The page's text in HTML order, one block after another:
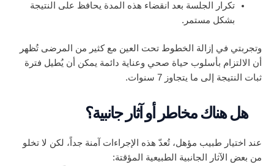
تكرار الجلسة بعد انقضاء هذه المدة يحافظ على النتيجة
بشكل مستمر.
وتجربتي في إزالة الخطوط تحت العين مع كثير من المرضى تُظهر
أن الالتزام بأسلوب حياة صحي وعناية دائمة يمكن أن يُطيل فترة
ثبات النتيجة إلى ما يتجاوز 7 سنوات.
هل هناك مخاطر أو آثار جانبية؟
عند اختيار طبيب مؤهل، تُعدّ هذه الإجراءات آمنة جداً، لكن لا تخلو
من بعض الآثار الجانبية الطبيعية المؤقتة: